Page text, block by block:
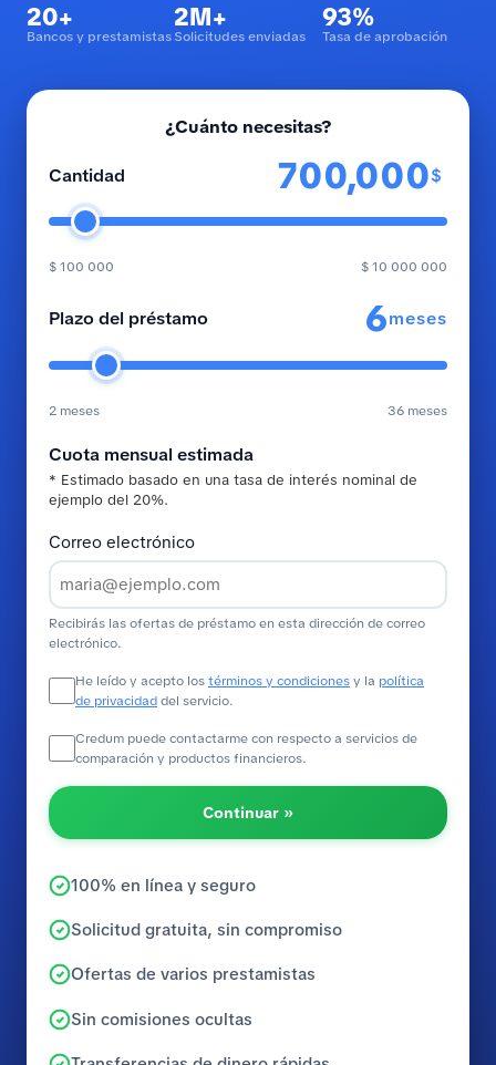
20+
Bancos y prestamistas
2M+
Solicitudes enviadas
93%
Tasa de aprobación
¿Cuánto necesitas?
Cantidad $
$ 100 000 $ 10 000 000
Plazo del préstamo meses
2 meses 36 meses
Cuota mensual estimada
* Estimado basado en una tasa de interés nominal de
ejemplo del 20%.
Correo electrónico
Recibirás las ofertas de préstamo en esta dirección de correo
electrónico.
He leído y acepto lostérminos y condicionesy la política
de privacidaddel servicio.
Credum puede contactarme con respecto a servicios de
comparación y productos financieros.
Continuar »
100% en línea y seguro
Solicitud gratuita, sin compromiso
Ofertas de varios prestamistas
Sin comisiones ocultas